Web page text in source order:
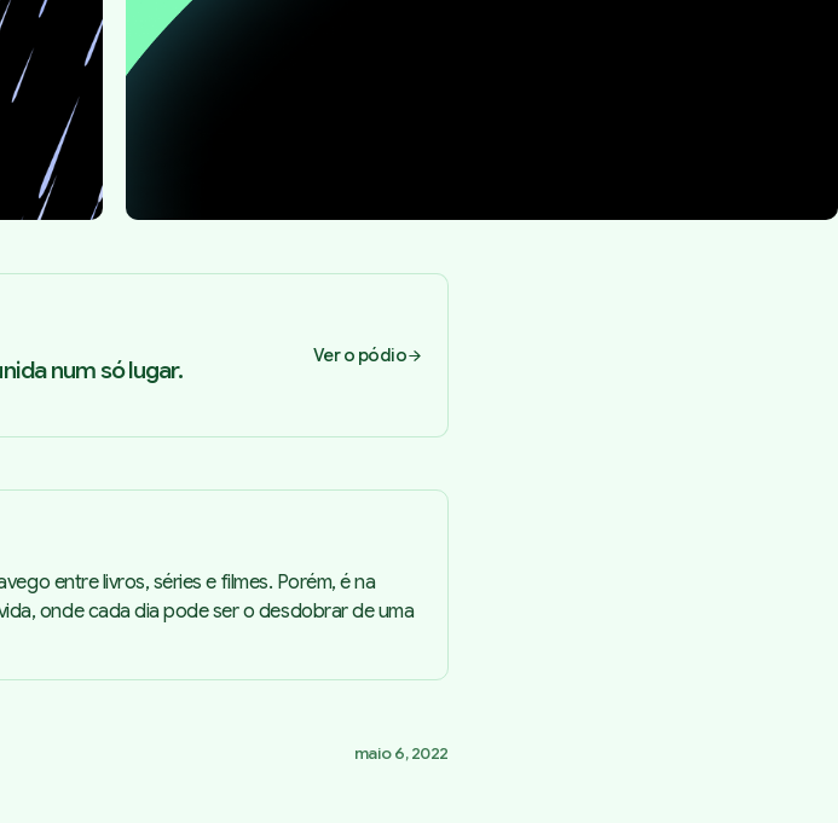
num só lugar. Ver o pódio
entre livros, séries e filmes. Porém, é na
onde cada dia pode ser o desdobrar de uma
maio 6, 2022